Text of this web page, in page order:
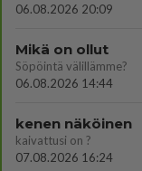
06.08.2026 20:09
Mikä on ollut
Söpöintä välillämme?
06.08.2026 14:44
kenen näköinen
kaivattusi on ?
07.08.2026 16:24